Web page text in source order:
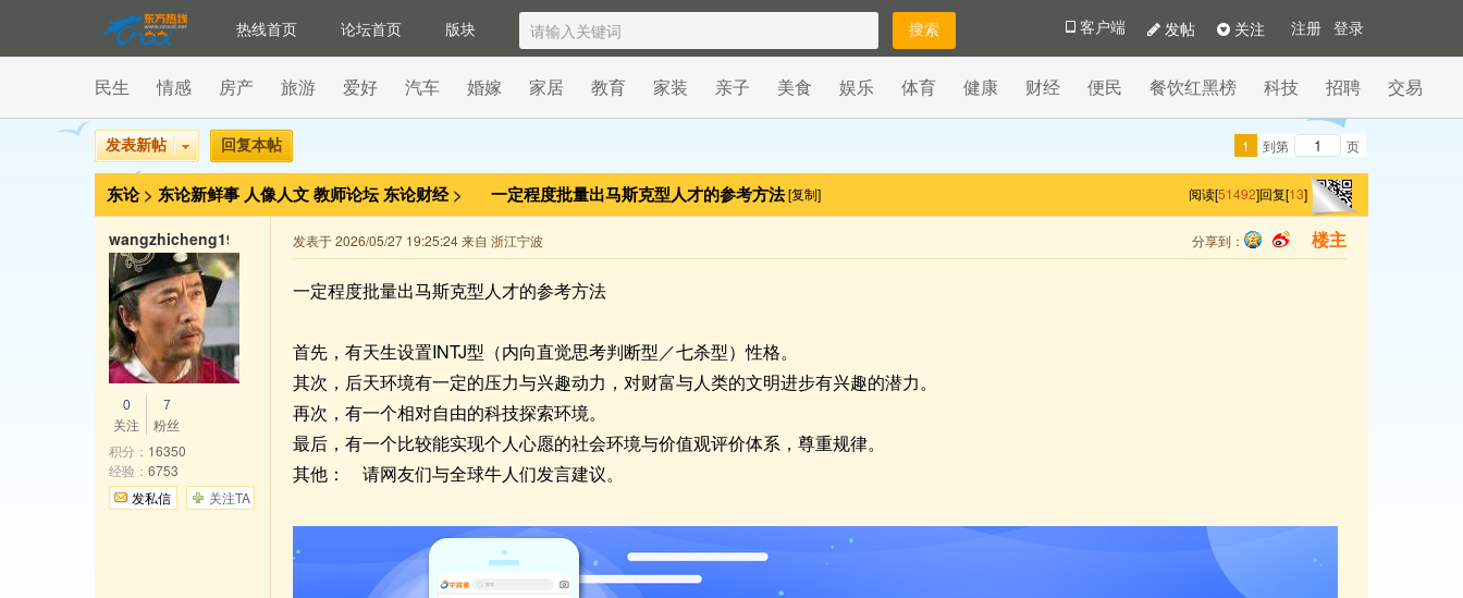
热线首页 论坛首页 版块 注册 登录
关注
发帖
客户端
民生 情感 房产 旅游 爱好 汽车 婚嫁 家居 教育 家装 亲子 美食 娱乐 体育 健康 财经 便民 餐饮红黑榜 科技 招聘 交易
发表新帖 回复本帖 1 到第 页
东论 > 东论新鲜事 人像人文教师论坛东论财经 > 一定程度批量出马斯克型人才的参考方法[复制] 阅读[51492]回复[13]
发表于 2026/05/27 19:25:24 来自 浙江宁波 楼主
分享到：
qq
sina
一定程度批量出马斯克型人才的参考方法
首先，有天生设置INTJ型（内向直觉思考判断型／七杀型）性格。
其次，后天环境有一定的压力与兴趣动力，对财富与人类的文明进步有兴趣的潜力。
再次，有一个相对自由的科技探索环境。
最后，有一个比较能实现个人心愿的社会环境与价值观评价体系，尊重规律。
其他： 请网友们与全球牛人们发言建议。
wangzhicheng1985
0
关注
7
粉丝
积分： 16350
经验： 6753
发私信
关注TA